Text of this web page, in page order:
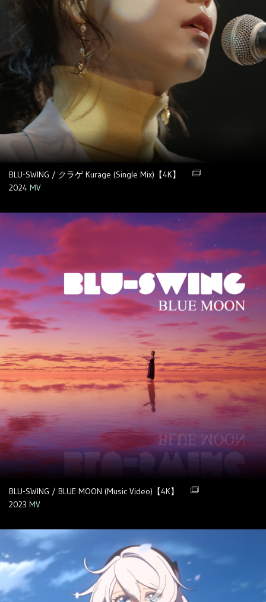
BLU-SWING / クラゲ Kurage (Single Mix)【4K】
2024 MV
BLU-SWING / BLUE MOON (Music Video)【4K】
2023 MV